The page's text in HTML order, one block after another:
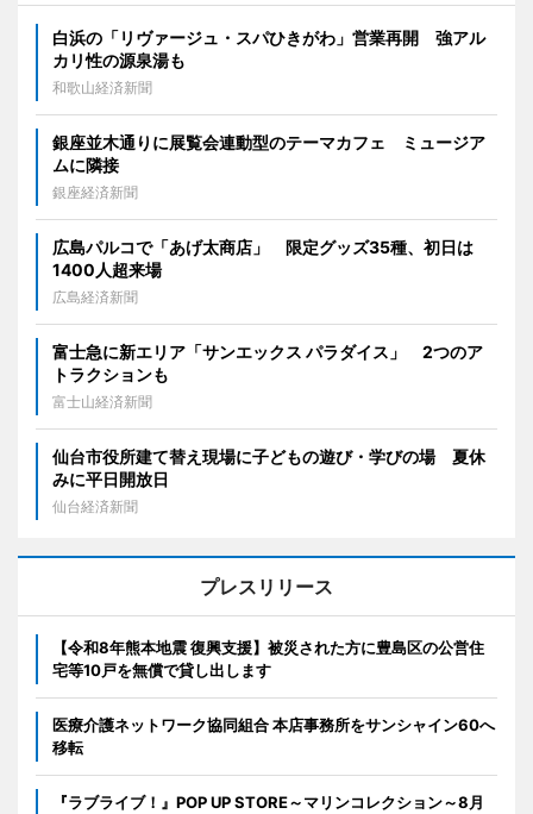
白浜の「リヴァージュ・スパひきがわ」営業再開 強アル
カリ性の源泉湯も
和歌山経済新聞
銀座並木通りに展覧会連動型のテーマカフェ ミュージア
ムに隣接
銀座経済新聞
広島パルコで「あげ太商店」 限定グッズ35種、初日は
1400人超来場
広島経済新聞
富士急に新エリア「サンエックス パラダイス」 2つのア
トラクションも
富士山経済新聞
仙台市役所建て替え現場に子どもの遊び・学びの場 夏休
みに平日開放日
仙台経済新聞
プレスリリース
【令和8年熊本地震 復興支援】被災された方に豊島区の公営住
宅等10戸を無償で貸し出します
医療介護ネットワーク協同組合 本店事務所をサンシャイン60へ
移転
『ラブライブ！』POP UP STORE～マリンコレクション～8月